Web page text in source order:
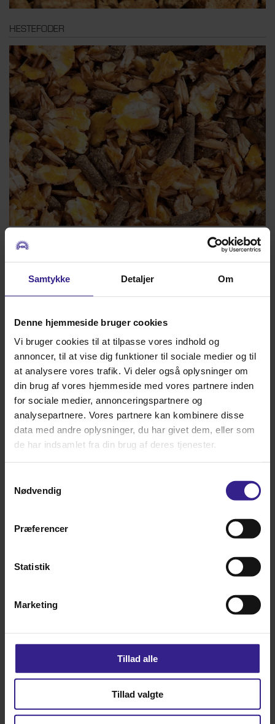
Samtykke Detaljer Om
Denne hjemmeside bruger cookies
Vi bruger cookies til at tilpasse vores indhold og
annoncer, til at vise dig funktioner til sociale medier og til
at analysere vores trafik. Vi deler også oplysninger om
din brug af vores hjemmeside med vores partnere inden
for sociale medier, annonceringspartnere og
analysepartnere. Vores partnere kan kombinere disse
data med andre oplysninger, du har givet dem, eller som
de har indsamlet fra din brug af deres tjenester.
Nødvendig
Præferencer
Statistik
Marketing
Tillad alle
Tillad valgte
HESTEFODER
FODER
HUNDE & KATTEFODER
FOLDGØDNING